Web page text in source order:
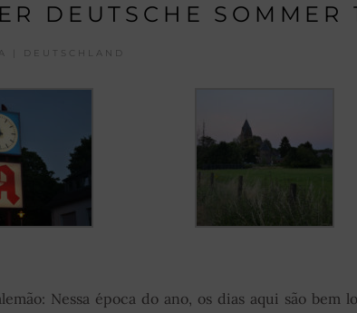
DEUTSCHE SOMMER
| DEUTSCHLAND
Nessa época do ano, os dias aqui são bem